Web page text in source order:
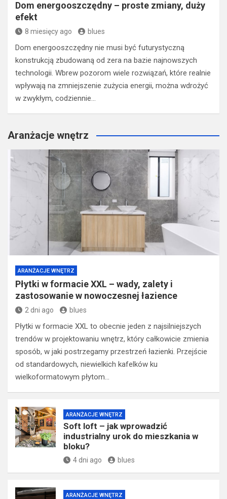
Dom energooszczędny – proste zmiany, duży
efekt
8 miesięcy ago blues
Dom energooszczędny nie musi być futurystyczną
konstrukcją zbudowaną od zera na bazie najnowszych
technologii. Wbrew pozorom wiele rozwiązań, które realnie
wpływają na zmniejszenie zużycia energii, można wdrożyć
w zwykłym, codziennie…
Aranżacje wnętrz
ARANŻACJE WNĘTRZ
Płytki w formacie XXL – wady, zalety i
zastosowanie w nowoczesnej łazience
2 dni ago blues
Płytki w formacie XXL to obecnie jeden z najsilniejszych
trendów w projektowaniu wnętrz, który całkowicie zmienia
sposób, w jaki postrzegamy przestrzeń łazienki. Przejście
od standardowych, niewielkich kafelków ku
wielkoformatowym płytom…
ARANŻACJE WNĘTRZ
Soft loft – jak wprowadzić
industrialny urok do mieszkania w
bloku?
4 dni ago blues
ARANŻACJE WNĘTRZ